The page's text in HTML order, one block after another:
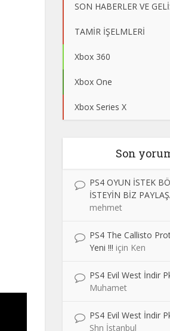
SON HABERLER VE
TAMİR İŞELMLERİ
Xbox 360
Xbox One
Xbox Series X
Son
PS4 OYUN İSTEK
İSTEYİN BİZ
mehmet
PS4 The Callisto
Yeni !!! için Ken
PS4 Evil West İndir
Muhamet
PS4 Evil West İndir
Shn İstanbul